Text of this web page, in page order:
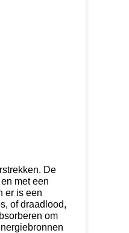
De
met een
er is een
of draadlood,
om